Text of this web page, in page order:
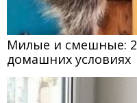
Милые и смешные:
домашних условиях